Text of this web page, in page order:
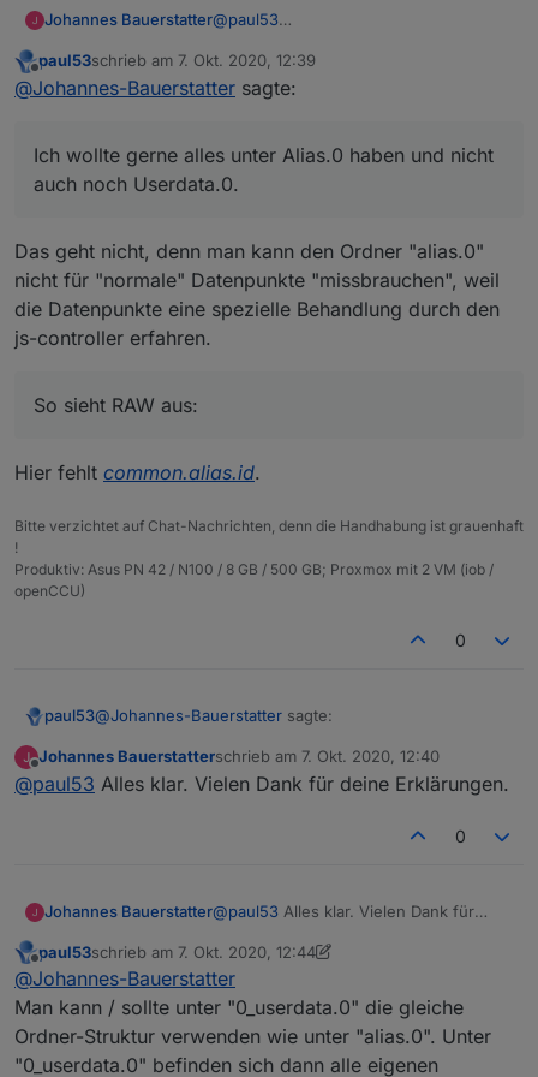
"sourceanalytix.0"
"enabled": true,
"alias"
"StromEG"
"selectedPrice"
"costs": true,
"consumption"
"start_week": 0.9467609300000003,
"start_month": 0.20718035083333336,
"start_quarter" : 0.20718035083333336,
"start_year"
}
"native": {},
"object": 1636,
"system.group.administrator"
}
Johannes Bauerstatter@paul53
haben und nicht auch noch Userdata.0.
So sieht RAW aus:
  "user": "system.user.admin",
  "ts": 1601935200041,
    "type": "number",
    "role": "",
    "unit": "W",
    "read": true,
        "retention": 0,
        "changesMinDelta": 0,
        "aliasId": ""
        "enabled": true,
"selectedUnit":
        "costs": true,
        "consumption": true,
        "meter_values": true,
"start_day":
"start_month":
"currentValue":
      }
    }
  },
  "native": {},
  "acl": {
    "object": 1636,
Offline
paul53schrieb am 7. Okt. 2020, 12:39
zuletzt editiert von
@Johannes-Bauerstatter sagte:
Ich wollte gerne alles unter Alias.0 haben und nicht
auch noch Userdata.0.
Das geht nicht, denn man kann den Ordner "alias.0"
nicht für "normale" Datenpunkte "missbrauchen", weil
die Datenpunkte eine spezielle Behandlung durch den
js-controller erfahren.
So sieht RAW aus:
Hier fehlt common.alias.id.
Bitte verzichtet auf Chat-Nachrichten, denn die Handhabung ist grauenhaft
!
Produktiv: Asus PN 42 / N100 / 8 GB / 500 GB; Proxmox mit 2 VM (iob /
openCCU)
0
paul53@Johannes-Bauerstatter sagte:
Ich wollte gerne alles unter Alias.0 haben und
nicht für "normale" Datenpunkte "missbrauchen", weil
Hier fehltcommon.alias.id.
Offline
Johannes Bauerstatterschrieb am 7. Okt. 2020, 12:40
zuletzt editiert von
@paul53 Alles klar. Vielen Dank für deine Erklärungen.
0
Johannes Bauerstatter@paul53 Alles klar. Vielen Dank für
Offline
paul53schrieb am 7. Okt. 2020, 12:44
zuletzt editiert von paul5310. Juli 2020, 14:45
@Johannes-Bauerstatter
Man kann / sollte unter "0_userdata.0" die gleiche
Ordner-Struktur verwenden wie unter "alias.0". Unter
"0_userdata.0" befinden sich dann alle eigenen